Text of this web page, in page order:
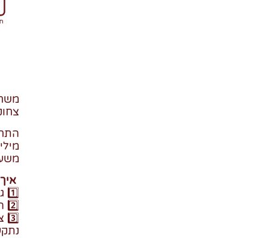
1️⃣ גלגלו קובייה
2️⃣ התחילו טיימר של 60 שניות
3️⃣ צברו נקודות על כל קלף שניחשתם נכון